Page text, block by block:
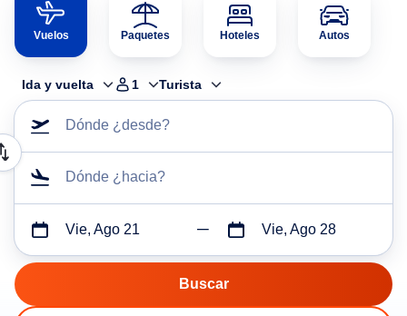
Vuelos Paquetes Hoteles Autos
Ida y vuelta 1 Turista
Dónde ¿desde?
Dónde ¿hacia?
Vie, Ago 21 Vie, Ago 28